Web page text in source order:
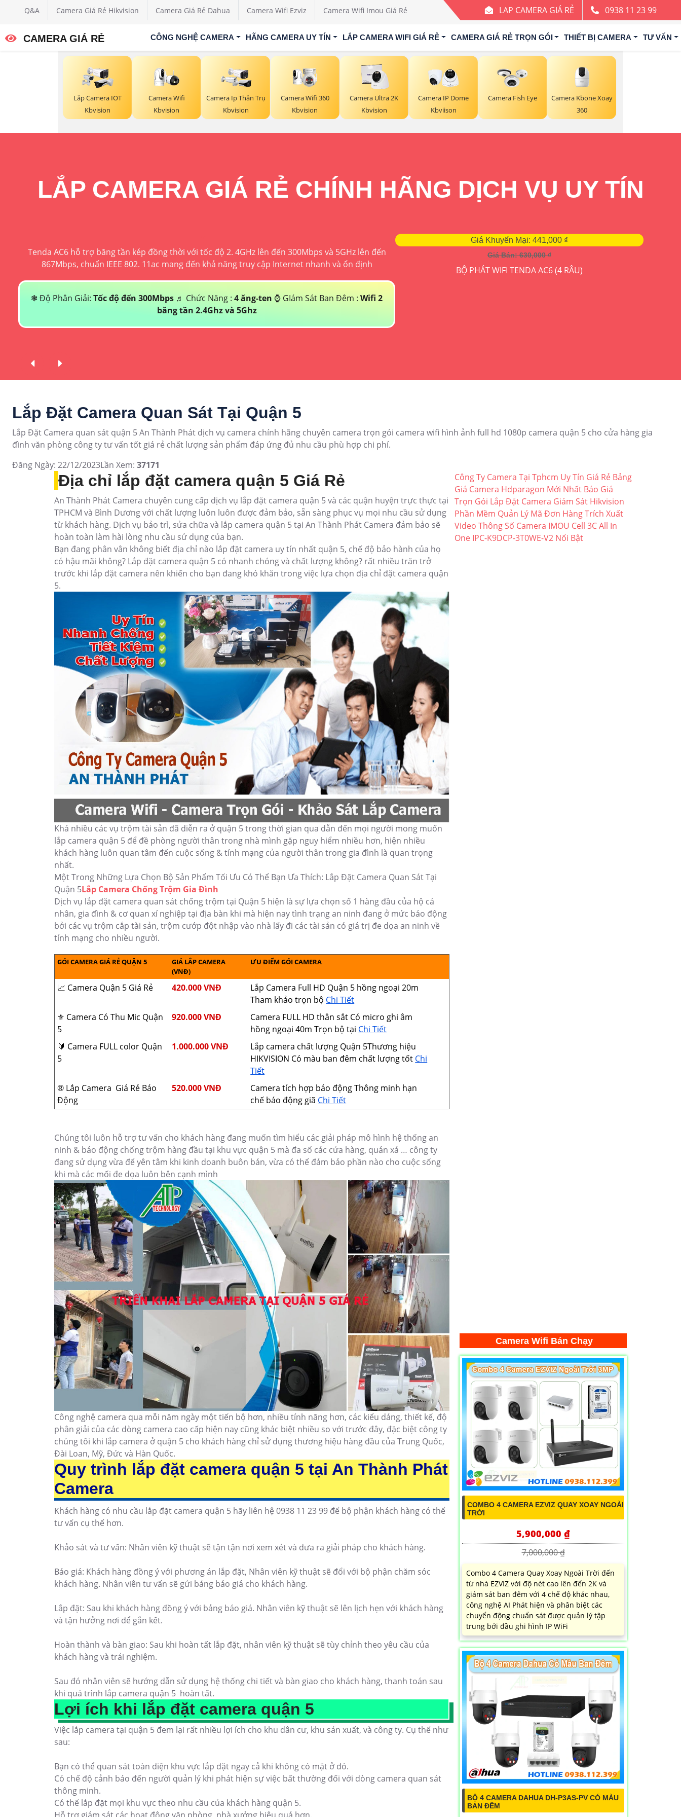
Q&A Camera Giá Rẻ Hikvision Camera Giá Rẻ Dahua Camera Wifi Ezviz Camera Wifi Imou Giá Rẻ LAP CAMERA GIÁ RẺ 0938 11 23 99
CAMERA GIÁ RẺ CÔNG NGHỆ CAMERA HÃNG CAMERA UY TÍN LẮP CAMERA WIFI GIÁ RẺ CAMERA GIÁ RẺ TRỌN GÓI THIẾT BỊ CAMERA TƯ VẤN
Lắp Camera IOT
Kbvision
Camera Wifi
Kbvision
Camera Ip Thân Trụ
Kbvision
Camera Wifi 360
Kbvision
Camera Ultra 2K
Kbvision
Camera IP Dome
Kbviison
Camera Fish Eye
Camera Kbone Xoay
360
LẮP CAMERA GIÁ RẺ CHÍNH HÃNG DỊCH VỤ UY TÍN
Tenda AC6 hỗ trợ băng tần kép đồng thời với tốc độ 2. 4GHz lên đến 300Mbps và 5GHz lên đến
867Mbps, chuẩn IEEE 802. 11ac mang đến khả năng truy cập Internet nhanh và ổn định
❃ Độ Phân Giải:Tốc độ đến 300Mbps ♬ Chức Năng :4 ăng-ten ⌚ GIám Sát Ban Đêm : Wifi 2
băng tần 2.4Ghz và 5Ghz
Giá Khuyến Mại: 441,000 ₫
Giá Bán: 630,000 ₫
BỘ PHÁT WIFI TENDA AC6 (4 RÂU)
Lắp Đặt Camera Quan Sát Tại Quận 5
Lắp Đặt Camera quan sát quận 5 An Thành Phát dịch vụ camera chính hãng chuyên camera trọn gói camera wifi hình ảnh full hd 1080p camera quận 5 cho cửa hàng gia
đình văn phòng công ty tư vấn tốt giá rẻ chất lượng sản phẩm đáp ứng đủ nhu cầu phù hợp chi phí.
Đăng Ngày: 22/12/2023Lần Xem: 37171
Địa chỉ lắp đặt camera quận 5 Giá Rẻ
An Thành Phát Camera chuyên cung cấp dịch vụ lắp đặt camera quận 5 và các quận huyện trực thực tại
TPHCM và Bình Dương với chất lượng luôn luôn được đảm bảo, sẵn sàng phục vụ mọi nhu cầu sử dụng
từ khách hàng. Dịch vụ bảo trì, sửa chữa và lắp camera quận 5 tại An Thành Phát Camera đảm bảo sẽ
hoàn toàn làm hài lòng nhu cầu sử dụng của bạn.
Bạn đang phân vân không biết địa chỉ nào lắp đặt camera uy tín nhất quận 5, chế độ bảo hành của họ
có hậu mãi không? Lắp đặt camera quận 5 có nhanh chóng và chất lượng không? rất nhiều trăn trở
trước khi lắp đặt camera nên khiến cho bạn đang khó khăn trong việc lựa chọn địa chỉ đặt camera quận
5.
Khá nhiều các vụ trộm tài sản đã diễn ra ở quận 5 trong thời gian qua dẫn đến mọi người mong muốn
lắp camera quận 5 để đề phòng người thân trong nhà mình gặp nguy hiểm nhiều hơn, hiện nhiều
khách hàng luôn quan tâm đến cuộc sống & tính mạng của người thân trong gia đình là quan trọng
nhất.
Một Trong Những Lựa Chọn Bộ Sản Phẩm Tối Ưu Có Thể Bạn Ưa Thích: Lắp Đặt Camera Quan Sát Tại
Quận 5Lắp Camera Chống Trộm Gia Đình
Dịch vụ lắp đặt camera quan sát chống trộm tại Quận 5 hiện là sự lựa chọn số 1 hàng đầu của hộ cá
nhân, gia đình & cơ quan xí nghiệp tại địa bàn khi mà hiện nay tình trạng an ninh đang ở mức báo động
bởi các vụ trộm cắp tài sản, trộm cướp đột nhập vào nhà lấy đi các tài sản có giá trị đe dọa an ninh về
tính mạng cho nhiều người.
GÓI CAMERA GIÁ RẺ QUẬN 5
GIÁ LẮP CAMERA
(VNĐ)
ƯU ĐIỂM GÓI CAMERA
📈 Camera Quận 5 Giá Rẻ 420.000 VNĐ
Lắp Camera Full HD Quận 5 hồng ngoại 20m
Tham khảo trọn bộ Chi Tiết
⚜️ Camera Có Thu Mic Quận
5
920.000 VNĐ
Camera FULL HD thân sắt Có micro ghi âm
hồng ngoại 40m Trọn bộ tại Chi Tiết
🔰 Camera FULL color Quận
5
1.000.000 VNĐ
Lắp camera chất lượng Quận 5Thương hiệu
HIKVISION Có màu ban đêm chất lượng tốt Chi
Tiết
®️ Lắp Camera Giá Rẻ Báo
Động
520.000 VNĐ
Camera tích hợp báo động Thông minh hạn
chế báo động giã Chi Tiết
Chúng tôi luôn hỗ trợ tư vấn cho khách hàng đang muốn tìm hiểu các giải pháp mô hình hệ thống an
ninh & báo động chống trộm hàng đầu tại khu vực quận 5 mà đa số các cửa hàng, quán xá … công ty
đang sử dụng vừa để yên tâm khi kinh doanh buôn bán, vừa có thể đảm bảo phần nào cho cuộc sống
khi mà các mối đe dọa luôn bên cạnh mình
Công nghệ camera qua mỗi năm ngày một tiến bộ hơn, nhiều tính năng hơn, các kiểu dáng, thiết kế, độ
phân giải của các dòng camera cao cấp hiện nay cũng khác biệt nhiều so với trước đây, đặc biệt công ty
chúng tôi khi lắp camera ở quận 5 cho khách hàng chỉ sử dụng thương hiệu hàng đầu của Trung Quốc,
Đài Loan, Mỹ, Đức và Hàn Quốc.
Quy trình lắp đặt camera quận 5 tại An Thành Phát
Camera
Khách hàng có nhu cầu lắp đặt camera quận 5 hãy liên hệ 0938 11 23 99 để bộ phận khách hàng có thể
tư vấn cụ thể hơn.
Khảo sát và tư vấn: Nhân viên kỹ thuật sẽ tận tận nơi xem xét và đưa ra giải pháp cho khách hàng.
Báo giá: Khách hàng đồng ý với phương án lắp đặt, Nhân viên kỹ thuật sẽ đổi với bộ phận chăm sóc
khách hàng. Nhân viên tư vấn sẽ gửi bảng báo giá cho khách hàng.
Lắp đặt: Sau khi khách hàng đồng ý với bảng báo giá. Nhân viên kỹ thuật sẽ lên lịch hẹn với khách hàng
và tận hưởng nơi để gắn kết.
Hoàn thành và bàn giao: Sau khi hoàn tất lắp đặt, nhân viên kỹ thuật sẽ tùy chỉnh theo yêu cầu của
khách hàng và trải nghiệm.
Sau đó nhân viên sẽ hướng dẫn sử dụng hệ thống chi tiết và bàn giao cho khách hàng, thanh toán sau
khi quá trình lắp camera quận 5 hoàn tất.
Lợi ích khi lắp đặt camera quận 5
Việc lắp camera tại quận 5 đem lại rất nhiều lợi ích cho khu dân cư, khu sản xuất, và công ty. Cụ thể như
sau:
Bạn có thể quan sát toàn diện khu vực lắp đặt ngay cả khi không có mặt ở đó.
Có chế độ cảnh báo đến người quản lý khi phát hiện sự việc bất thường đối với dòng camera quan sát
thông minh.
Có thể lắp đặt mọi khu vực theo nhu cầu của khách hàng quận 5.
Công Ty Camera Tại Tphcm Uy Tín Giá Rẻ Bảng
Giá Camera Hdparagon Mới Nhất Báo Giá
Trọn Gói Lắp Đặt Camera Giám Sát Hikvision
Phần Mềm Quản Lý Mã Đơn Hàng Trích Xuất
Video Thông Số Camera IMOU Cell 3C All In
One IPC-K9DCP-3T0WE-V2 Nổi Bật
Camera Wifi Bán Chạy
COMBO 4 CAMERA EZVIZ QUAY XOAY NGOÀI
TRỜI
5,900,000 ₫
7,000,000 ₫
Combo 4 Camera Quay Xoay Ngoài Trời đến
từ nhà EZVIZ với độ nét cao lên đến 2K và
giám sát ban đêm với 4 chế độ khác nhau,
công nghệ AI Phát hiện và phân biệt các
chuyển động chuẩn sát được quản lý tập
trung bởi đầu ghi hình IP WiFi
BỘ 4 CAMERA DAHUA DH-P3AS-PV CÓ MÀU
BAN ĐÊM